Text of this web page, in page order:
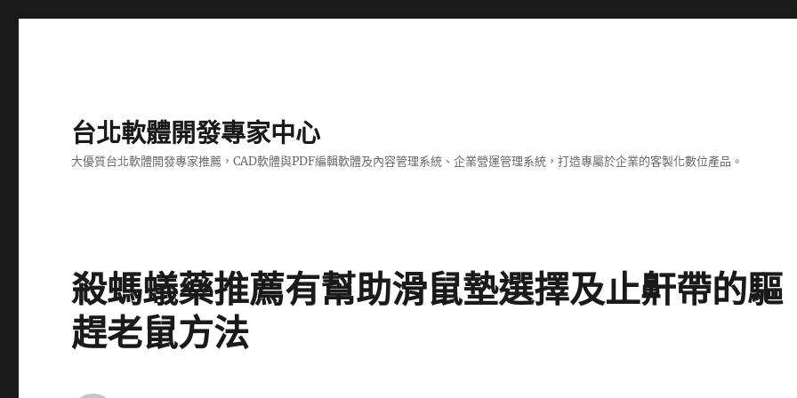
台北軟體開發專家中心
大優質台北軟體開發專家推薦，CAD軟體與PDF編輯軟體及內容管理系統、企業營運管理系統，打造專屬於企業的客製化數位產品。
殺螞蟻藥推薦有幫助滑鼠墊選擇及止鼾帶的驅
趕老鼠方法